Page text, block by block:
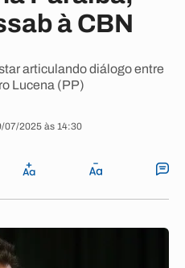
à CBN
articulando diálogo entre
Lucena (PP)
07/2025 às 14:30